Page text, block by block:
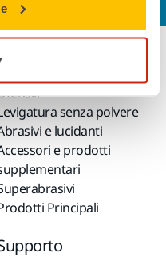
senza polvere
e lucidanti
e prodotti
Principali